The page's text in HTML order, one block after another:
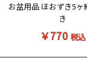
お盆用品 ほおずき5ヶ
き
￥770 税込